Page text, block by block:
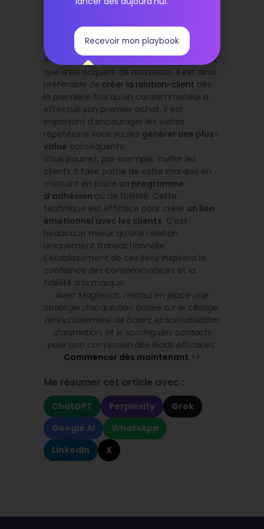
Des études ont montré qu’il est plus
économique defidéliser un clientexistant
que d’en acquérir de nouveaux. Il est ainsi
préférable de créer la relation-client dès
la première fois qu’un consommateur a
effectué son premier achat. Il est
important d’encourager les visites
répétées si vous voulez générer une plus-
value conséquente.
Vous pourrez, par exemple, inviter les
clients à faire partie de votre marque en
mettant en place un programme
d’adhésion ou de fidélité. Cette
technique est efficace pour créer un lien
émotionnel avec les clients. C’est
beaucoup mieux qu’une relation
uniquement transactionnelle.
L’établissement de ces liens inspirera la
confiance des consommateurs et la
fidélité à la marque.
Avec Magileads, mettez en place une
stratégie d’acquisition basée sur le ciblage,
l’enrichissement de bases, la scénarisation
d’animation, et le scoring des contacts
pour une conversion des leads efficaces.
Commencer dès maintenant >>
Me résumer cet article avec :
ChatGPT Perplexity
Grok
Google AI
WhatsApp
LinkedIn
X
Recevoir mon playbook